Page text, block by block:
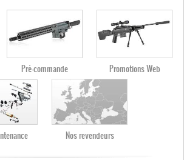
Pré-commande Promotions Web
Nos revendeurs